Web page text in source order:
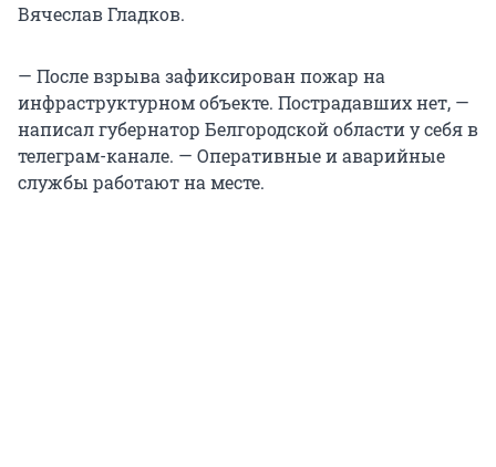
Вячеслав Гладков.
— После взрыва зафиксирован пожар на
инфраструктурном объекте. Пострадавших нет, —
написал губернатор Белгородской области у себя в
телеграм-канале. — Оперативные и аварийные
службы работают на месте.